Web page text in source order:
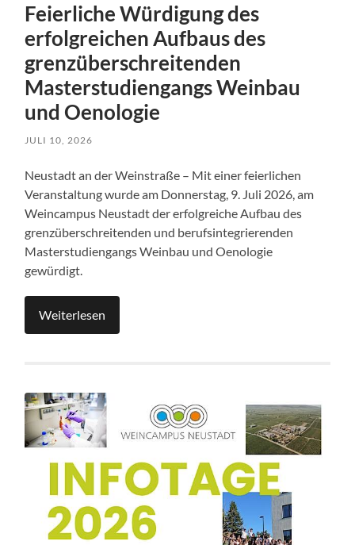
Feierliche Würdigung des
erfolgreichen Aufbaus des
grenzüberschreitenden
Masterstudiengangs Weinbau
und Oenologie
JULI 10, 2026
Neustadt an der Weinstraße – Mit einer feierlichen
Veranstaltung wurde am Donnerstag, 9. Juli 2026, am
Weincampus Neustadt der erfolgreiche Aufbau des
grenzüberschreitenden und berufsintegrierenden
Masterstudiengangs Weinbau und Oenologie
gewürdigt.
Weiterlesen